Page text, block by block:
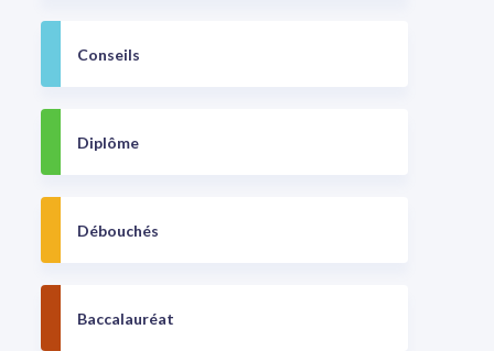
Conseils
Diplôme
Débouchés
Baccalauréat